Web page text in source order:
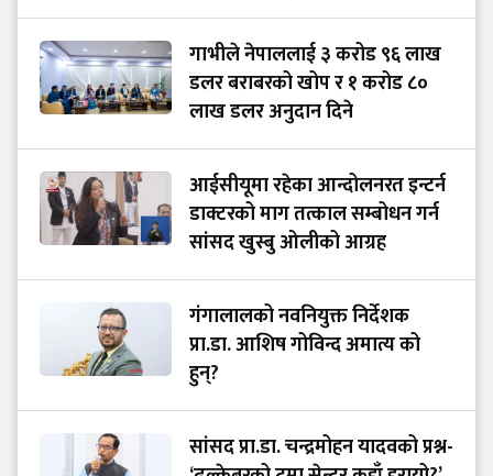
गाभीले नेपाललाई ३ करोड ९६ लाख
डलर बराबरको खोप र १ करोड ८०
लाख डलर अनुदान दिने
आईसीयूमा रहेका आन्दोलनरत इन्टर्न
डाक्टरको माग तत्काल सम्बोधन गर्न
सांसद खुस्बु ओलीको आग्रह
गंगालालको नवनियुक्त निर्देशक
प्रा.डा. आशिष गोविन्द अमात्य को
हुन्?
सांसद प्रा.डा. चन्द्रमोहन यादवको प्रश्न-